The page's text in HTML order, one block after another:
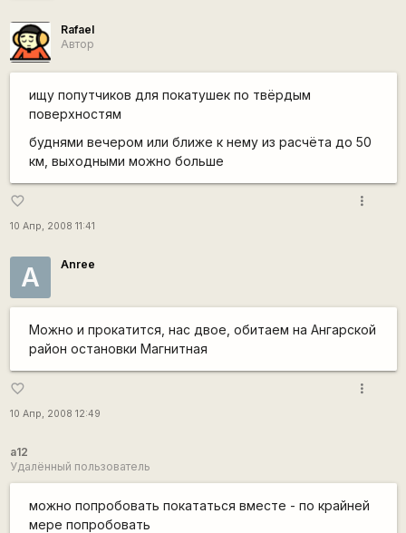
Rafael
Автор
ищу попутчиков для покатушек по твёрдым
поверхностям
буднями вечером или ближе к нему из расчёта до 50
км, выходными можно больше
favorite_border
10 Апр, 2008 11:41
more_vert
A Anree
Можно и прокатится, нас двое, обитаем на Ангарской
район остановки Магнитная
favorite_border
10 Апр, 2008 12:49
more_vert
a12
Удалённый пользователь
можно попробовать покататься вместе - по крайней
мере попробовать